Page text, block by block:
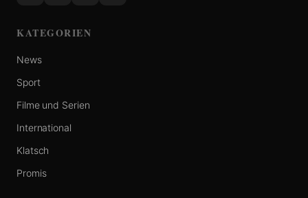
KATEGORIEN
News
Sport
Filme und Serien
International
Klatsch
Promis